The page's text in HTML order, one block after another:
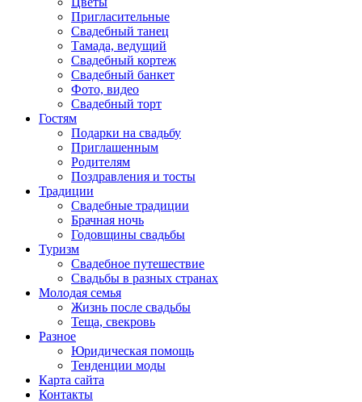
Пригласительные
Свадебный танец
Тамада, ведущий
Свадебный кортеж
Свадебный банкет
Фото, видео
Свадебный торт
Гостям
Подарки на свадьбу
Приглашенным
Родителям
Поздравления и тосты
Традиции
Свадебные традиции
Брачная ночь
Годовщины свадьбы
Туризм
Свадебное путешествие
Свадьбы в разных странах
Молодая семья
Жизнь после свадьбы
Теща, свекровь
Разное
Юридическая помощь
Тенденции моды
Карта сайта
Контакты